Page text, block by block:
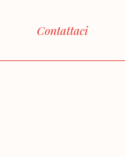
Contattaci